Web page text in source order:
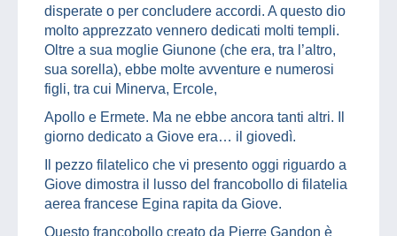
disperate o per concludere accordi. A questo dio
molto apprezzato vennero dedicati molti templi.
Oltre a sua moglie Giunone (che era, tra l’altro,
sua sorella), ebbe molte avventure e numerosi
figli, tra cui Minerva, Ercole,
Apollo e Ermete. Ma ne ebbe ancora tanti altri. Il
giorno dedicato a Giove era… il giovedì.
Il pezzo filatelico che vi presento oggi riguardo a
Giove dimostra il lusso del francobollo di filatelia
aerea francese Egina rapita da Giove.
Questo francobollo creato da Pierre Gandon è